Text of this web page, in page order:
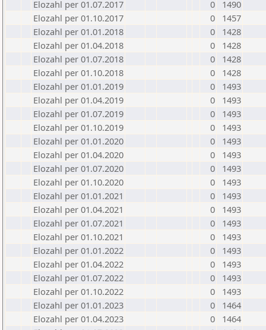
Elozahl per 01.07.2017
0
1490
Elozahl per 01.10.2017
0
1457
Elozahl per 01.01.2018
0
1428
Elozahl per 01.04.2018
0
1428
Elozahl per 01.07.2018
0
1428
Elozahl per 01.10.2018
0
1428
Elozahl per 01.01.2019
0
1493
Elozahl per 01.04.2019
0
1493
Elozahl per 01.07.2019
0
1493
Elozahl per 01.10.2019
0
1493
Elozahl per 01.01.2020
0
1493
Elozahl per 01.04.2020
0
1493
Elozahl per 01.07.2020
0
1493
Elozahl per 01.10.2020
0
1493
Elozahl per 01.01.2021
0
1493
Elozahl per 01.04.2021
0
1493
Elozahl per 01.07.2021
0
1493
Elozahl per 01.10.2021
0
1493
Elozahl per 01.01.2022
0
1493
Elozahl per 01.04.2022
0
1493
Elozahl per 01.07.2022
0
1493
Elozahl per 01.10.2022
0
1493
Elozahl per 01.01.2023
0
1464
Elozahl per 01.04.2023
0
1464